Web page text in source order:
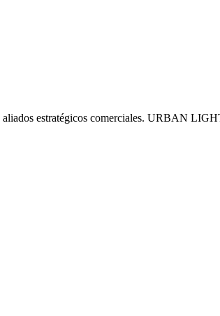
estratégicos comerciales. URBAN